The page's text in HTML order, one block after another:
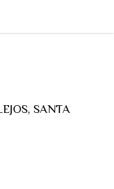
SANTA